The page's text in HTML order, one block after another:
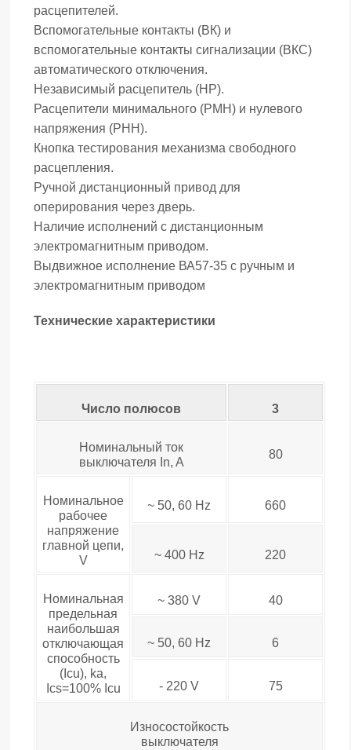
расцепителей.
Вспомогательные контакты (ВК) и
вспомогательные контакты сигнализации (ВКС)
автоматического отключения.
Независимый расцепитель (HP).
Расцепители минимального (РМН) и нулевого
напряжения (РНН).
Кнопка тестирования механизма свободного
расцепления.
Ручной дистанционный привод для
оперирования через дверь.
Наличие исполнений с дистанционным
электромагнитным приводом.
Выдвижное исполнение ВА57-35 с ручным и
электромагнитным приводом
Технические характеристики
Число полюсов 3
Номинальный ток
выключателя In, A
80
Номинальное
рабочее
напряжение
главной цепи,
V
~ 50, 60 Hz 660
~ 400 Hz 220
Номинальная
предельная
наибольшая
отключающая
способность
(Icu), ka,
Ics=100% Icu
~ 380 V 40
~ 50, 60 Hz 6
- 220 V 75
Износостойкость
выключателя